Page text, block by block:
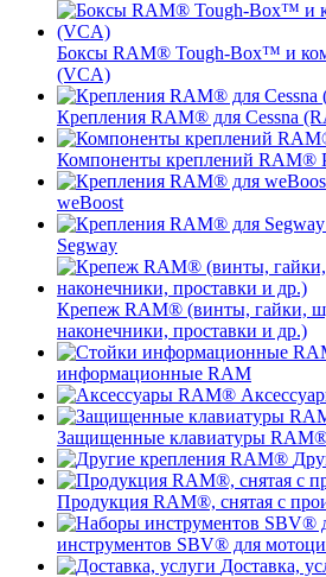
Боксы RAM® Tough-Box™ и
(VCA)
Крепления RAM® для Cessna
Компоненты креплений RAM®
weBoost
Segway
Крепеж RAM® (винты, гайки,
наконечники, проставки и др.)
информационные RAM
Защищенные клавиатуры
Продукция RAM®, снятая с
инструментов SBV® для
Доставка,